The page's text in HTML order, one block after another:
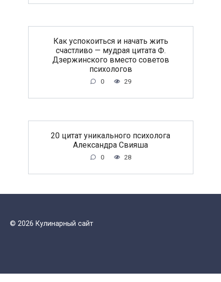
Как успокоиться и начать жить
счастливо — мудрая цитата Ф.
Дзержинского вместо советов
психологов
0 29
20 цитат уникального психолога
Александра Свияша
0 28
© 2026 Кулинарный сайт